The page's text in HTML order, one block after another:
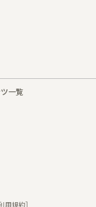
一覧
規約］